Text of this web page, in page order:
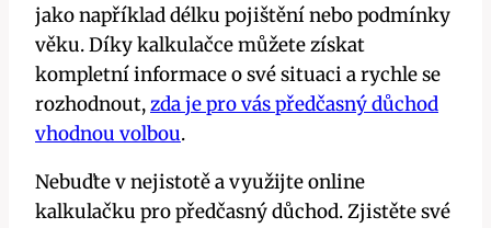
jako například délku pojištění nebo podmínky
věku. Díky kalkulačce můžete získat
kompletní informace o své situaci a rychle se
rozhodnout,zda je pro vás předčasný důchod
vhodnou volbou.
Nebuďte v nejistotě a využijte online
kalkulačku pro předčasný důchod. Zjistěte své